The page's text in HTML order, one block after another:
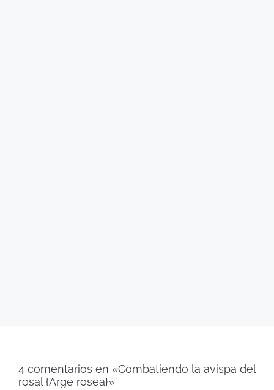
4 comentarios en «Combatiendo la avispa del
rosal {Arge rosea}»